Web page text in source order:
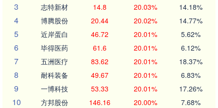
3 志特新材 14.8 20.03% 14.18%
4 博腾股份 20.44 20.02% 14.77%
5 近岸蛋白 46.72 20.01% 5.62%
6 毕得医药 61.6 20.01% 6.12%
7 五洲医疗 83.62 20.01% 18.37%
8 耐科装备 49.67 20.01% 6.83%
9 一博科技 53.33 20.01% 17.26%
10 方邦股份 146.16 20.00% 7.68%